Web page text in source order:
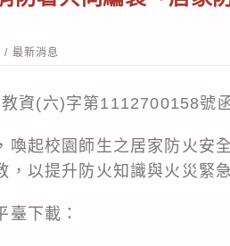
/ 最新消息
資(六)字第1112700158號
喚起校園師生之居家防火安
以提升防火知識與火災緊
臺下載：